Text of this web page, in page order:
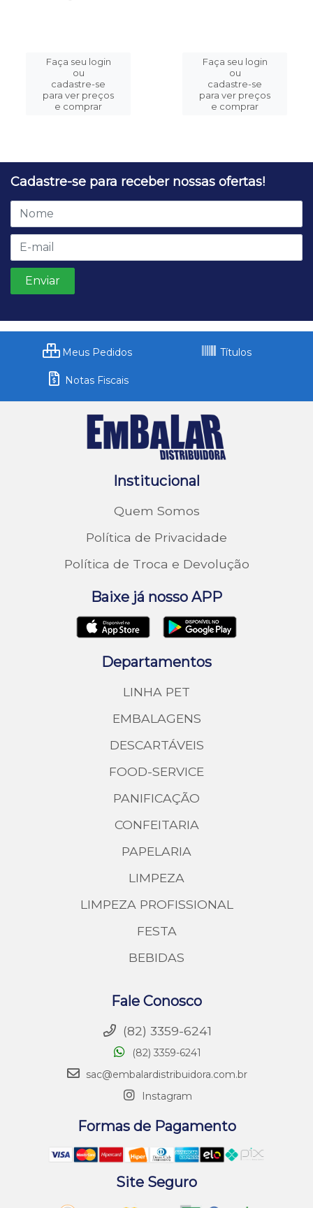
Faça seu login
ou
cadastre-se
Faça seu login
ou
cadastre-se
Cadastre-se para receber nossas ofertas!
Meus Pedidos
Notas Fiscais
Institucional
Quem Somos
Política de Privacidade
Política de Troca e Devolução
Baixe já nosso APP
Departamentos
LINHA PET
EMBALAGENS
DESCARTÁVEIS
FOOD-SERVICE
PANIFICAÇÃO
CONFEITARIA
PAPELARIA
LIMPEZA
LIMPEZA PROFISSIONAL
FESTA
Fale Conosco
(82) 3359-6241
(82) 3359-6241
sac@embalardistribuidora.com.br
Instagram
Formas de Pagamento